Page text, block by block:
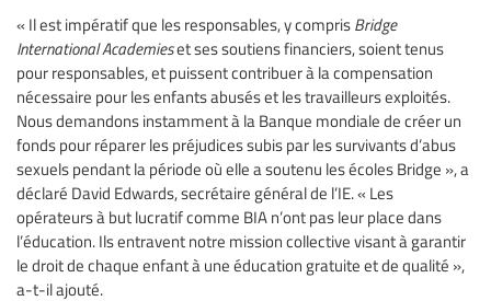
« Il est impératif que les responsables, y compris Bridge
International Academieset ses soutiens financiers, soient tenus
pour responsables, et puissent contribuer à la compensation
nécessaire pour les enfants abusés et les travailleurs exploités.
Nous demandons instamment à la Banque mondiale de créer un
fonds pour réparer les préjudices subis par les survivants d’abus
sexuels pendant la période où elle a soutenu les écoles Bridge », a
déclaré David Edwards, secrétaire général de l’IE. « Les
opérateurs à but lucratif comme BIA n’ont pas leur place dans
l’éducation. Ils entravent notre mission collective visant à garantir
le droit de chaque enfant à une éducation gratuite et de qualité »,
a-t-il ajouté.